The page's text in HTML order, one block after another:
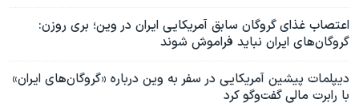
اعتصاب غذای گروگان سابق آمریکایی ایران در وین؛ بری روزن:
گروگان‌‌های ایران نباید فراموش شوند
دیپلمات پیشین آمریکایی در سفر به وین درباره «گروگان‌های ایران»
با رابرت مالی گفت‌وگو کرد